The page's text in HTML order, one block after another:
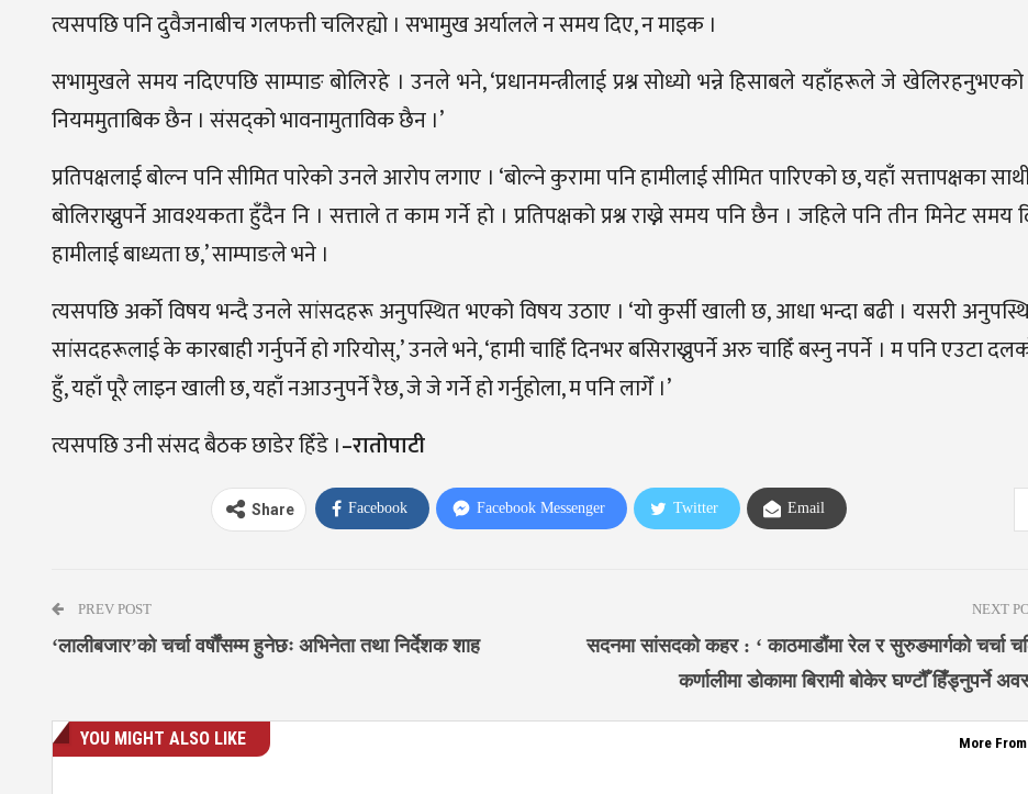
त्यसपछि पनि दुवैजनाबीच गलफत्ती चलिरह्यो । सभामुख अर्यालले न समय दिए, न माइक ।
सभामुखले समय नदिएपछि साम्पाङ बोलिरहे । उनले भने, ‘प्रधानमन्त्रीलाई प्रश्न सोध्यो भन्ने हिसाबले यहाँहरूले जे
नियममुताबिक छैन । संसद्को भावनामुताविक छैन ।’
प्रतिपक्षलाई बोल्न पनि सीमित पारेको उनले आरोप लगाए । ‘बोल्ने कुरामा पनि हामीलाई सीमित पारिएको छ, यहाँ सत्तापक्षका
बोलिराख्नुपर्ने आवश्यकता हुँदैन नि । सत्ताले त काम गर्ने हो । प्रतिपक्षको प्रश्न राख्ने समय पनि छैन । जहिले पनि तीन मिनेट समय
हामीलाई बाध्यता छ,’ साम्पाङले भने ।
त्यसपछि अर्को विषय भन्दै उनले सांसदहरू अनुपस्थित भएको विषय उठाए । ‘यो कुर्सी खाली छ, आधा भन्दा बढी । यसरी
सांसदहरूलाई के कारबाही गर्नुपर्ने हो गरियोस्,’ उनले भने, ‘हामी चाहिँ दिनभर बसिराख्नुपर्ने अरु चाहिँ बस्नु नपर्ने । म पनि एउटा
हुँ, यहाँ पूरै लाइन खाली छ, यहाँ नआउनुपर्ने रैछ, जे जे गर्ने हो गर्नुहोला, म पनि लागेँ ।’
त्यसपछि उनी संसद बैठक छाडेर हिँडे ।–रातोपाटी
Share Facebook Facebook Messenger Twitter Email
PREV POST
‘लालीबजार’को चर्चा वर्षौंसम्म हुनेछः अभिनेता तथा निर्देशक शाह
NEXT
सदनमा सांसदको कहर : ‘ काठमाडौंमा रेल र सुरुङमार्गको चर्चा
कर्णालीमा डोकामा बिरामी बोकेर घण्टौँ हिँड्नुपर्ने
YOU MIGHT ALSO LIKE More